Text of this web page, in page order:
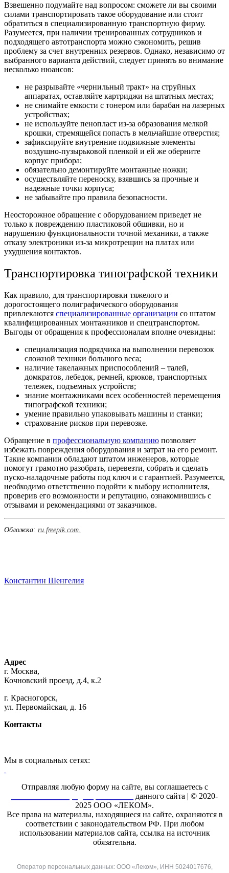
Взвешенно подумайте над вопросом: сможете ли вы своими
силами транспортировать такое оборудование или стоит
обратиться в специализированную транспортную фирму.
Разумеется, при наличии тренированных сотрудников и
подходящего автотранспорта можно сэкономить, решив
проблему за счет внутренних резервов. Однако, независимо от
выбранного варианта действий, следует принять во внимание
несколько нюансов:
не разрывайте «чернильный тракт» на струйных
аппаратах, оставляйте картриджи на штатных местах;
не снимайте емкости с тонером или барабан на лазерных
устройствах;
не используйте пенопласт из-за образования мелкой
крошки, стремящейся попасть в мельчайшие отверстия;
зафиксируйте внутренние подвижные элементы
воздушно-пузырьковой пленкой и ей же оберните
корпус прибора;
обязательно демонтируйте монтажные ножки;
осуществляйте переноску, взявшись за прочные и
надежные точки корпуса;
не забывайте про правила безопасности.
Неосторожное обращение с оборудованием приведет не
только к повреждению пластиковой обшивки, но и
нарушению функциональности точной механики, а также
отказу электроники из-за микротрещин на платах или
ухудшения контактов.
Транспортировка типографской техники
Как правило, для транспортировки тяжелого и
дорогостоящего полиграфического оборудования
привлекаются специализированные организации со штатом
квалифицированных монтажников и спецтранспортом.
Выгоды от обращения к профессионалам вполне очевидны:
специализация подрядчика на выполнении перевозок
сложной техники большого веса;
наличие такелажных приспособлений – талей,
домкратов, лебедок, ремней, крюков, транспортных
тележек, подъемных устройств;
знание монтажниками всех особенностей перемещения
типографской техники;
умение правильно упаковывать машины и станки;
страхование рисков при перевозке.
Обращение в профессиональную компанию позволяет
избежать повреждения оборудования и затрат на его ремонт.
Такие компании обладают штатом инженеров, которые
помогут грамотно разобрать, перевезти, собрать и сделать
пуско-наладочные работы под ключ и с гарантией. Разумеется,
необходимо ответственно подойти к выбору исполнителя,
проверив его возможности и репутацию, ознакомившись с
отзывами и рекомендациями от заказчиков.
Обложка: ru.freepik.com.
Константин Шенгелия
Адрес
г. Москва,
Кочновский проезд, д.4, к.2
г. Красногорск,
ул. Первомайская, д. 16
Контакты
Мы в социальных сетях:
Отправляя любую форму на сайте, вы соглашаетесь с
данного сайта | © 2020-
2025 ООО «ЛЕКОМ».
Все права на материалы, находящиеся на сайте, охраняются в
соответствии с законодательством РФ. При любом
использовании материалов сайта, ссылка на источник
обязательна.
Оператор персональных данных: ООО «Леком», ИНН 5024017676,